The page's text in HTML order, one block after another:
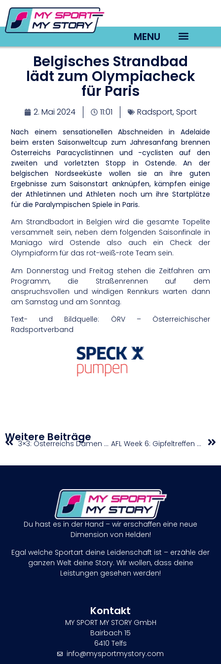
MENU
Belgisches Strandbad
lädt zum Olympiacheck
für Paris
2. Mai 2024 11:01 Radsport,Sport
Nach einem sensationellen Abschneiden in Adelaide
beim ersten Saisonweltcup zum Jahresanfang brennen
Österreichs Paracyclistinnen und -cyclisten auf den
zweiten und vorletzten Stopp in Ostende. An der
belgischen Nordseeküste wollen sie an ihre guten
Ergebnisse zum Saisonstart anknüpfen, kämpfen einige
der Athletinnen und Athleten noch um ihre Startplätze
für die Paralympischen Spiele in Paris.
Am Strandbadort in Belgien wird die gesamte Topelite
versammelt sein, neben dem folgenden Saisonfinale in
Maniago wird Ostende also auch ein Check der
Olympiaform für das rot-weiß-rote Team sein.
Am Donnerstag und Freitag stehen die Zeitfahren am
Programm, die Straßenrennen auf dem
anspruchsvollen und windigen Rennkurs warten dann
am Samstag und am Sonntag.
Text- und Bildquelle: ÖRV – Österreichischer
Radsportverband
Weitere Beiträge 3×3: Österreichs Damen starten in die Olympia-Quali AFL Week 6: Gipfeltreffen zwischen Vikings und Giants sowie weiteres Topspiel in Prag
Du hast es in der Hand – wir erschaffen eine neue
Dimension von Helden!
Egal welche Sportart deine Leidenschaft ist – erzähle der
ganzen Welt deine Story. Wir wollen, dass deine
Leistungen gesehen werden!
Kontakt
MY SPORT MY STORY GmbH
Bairbach 15
6410 Telfs
info@mysportmystory.com